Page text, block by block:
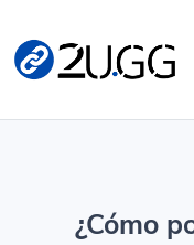
¿Cómo